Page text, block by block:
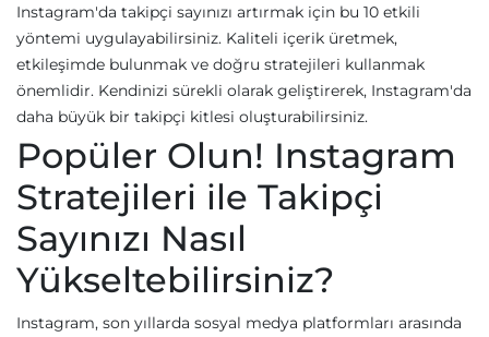
Instagram'da takipçi sayınızı artırmak için bu 10 etkili
yöntemi uygulayabilirsiniz. Kaliteli içerik üretmek,
etkileşimde bulunmak ve doğru stratejileri kullanmak
önemlidir. Kendinizi sürekli olarak geliştirerek, Instagram'da
daha büyük bir takipçi kitlesi oluşturabilirsiniz.
Popüler Olun! Instagram
Stratejileri ile Takipçi
Sayınızı Nasıl
Yükseltebilirsiniz?
Instagram, son yıllarda sosyal medya platformları arasında